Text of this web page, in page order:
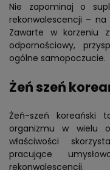
Nie zapominaj o
rekonwalescencji – na
Zawarte w korzeniu
odpornościowy,
ogólne samopoczucie.
Żeń szeń
Żeń-szeń koreański
organizmu w wielu
właściwości
pracujące
rekonwalescencji.